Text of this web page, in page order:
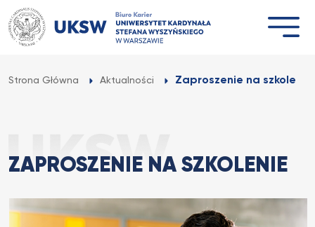
Przejdź
do
treści
Strona Główna Aktualności Zaproszenie na szkolenie
ZAPROSZENIE NA SZKOLENIE